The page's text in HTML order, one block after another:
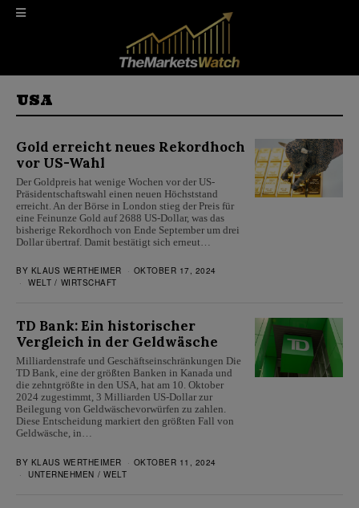
USA
Gold erreicht neues Rekordhoch
vor US-Wahl
Der Goldpreis hat wenige Wochen vor der US-
Präsidentschaftswahl einen neuen Höchststand
erreicht. An der Börse in London stieg der Preis für
eine Feinunze Gold auf 2688 US-Dollar, was das
bisherige Rekordhoch von Ende September um drei
Dollar übertraf. Damit bestätigt sich erneut…
BY KLAUS WERTHEIMER
OKTOBER 17, 2024
WELT / WIRTSCHAFT
TD Bank: Ein historischer
Vergleich in der Geldwäsche
Milliardenstrafe und Geschäftseinschränkungen Die
TD Bank, eine der größten Banken in Kanada und
die zehntgrößte in den USA, hat am 10. Oktober
2024 zugestimmt, 3 Milliarden US-Dollar zur
Beilegung von Geldwäschevorwürfen zu zahlen.
Diese Entscheidung markiert den größten Fall von
Geldwäsche, in…
BY KLAUS WERTHEIMER
OKTOBER 11, 2024
UNTERNEHMEN / WELT